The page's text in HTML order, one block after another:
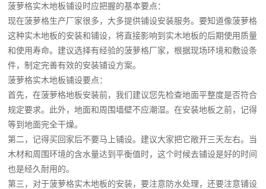
菠萝格实木地板铺设时应把握的基本要点：
现在菠萝格生产厂家很多，大多提供铺设安装服务。要知道像菠萝格
这种实木地板的安装和铺设，将直接影响到实木地板的后期使用质量
和使用寿命。建议选择有经验的菠萝格厂家，根据现场环境和敷设条
件，制定完善有效的安装铺设方案。
菠萝格实木地板铺设要点：
首先，在菠萝格地板安装前，我们建议您先检查地面平整度是否符合
规定要求。此外，地面和周围墙壁不应潮湿。在安装地板之前，记得
等到地面完全干燥。
第二，记得买回家后不要马上铺设。建议大家把它敞开三天左右。当
木材和周围环境的含水量达到平衡值时，这个时候去铺设是好的时间
也是经久耐用的。
第三，对于菠萝格实木地板的安装，要注意防水处理，还要注意铺设